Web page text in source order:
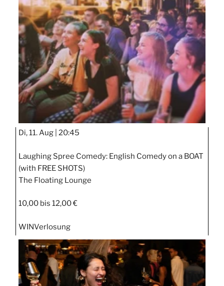
Di, 11. Aug | 20:45
Laughing Spree Comedy: English Comedy on a BOAT
(with FREE SHOTS)
The Floating Lounge
10,00 bis 12,00 €
WINVerlosung